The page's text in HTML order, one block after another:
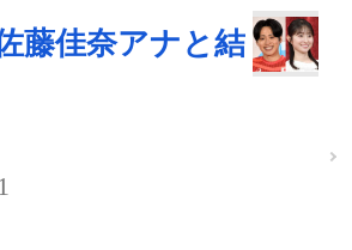
藤佳奈アナと結